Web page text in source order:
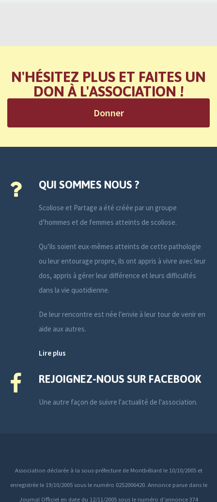
N'HÉSITEZ PLUS ET FAITES UN
DON À L'ASSOCIATION !
Donner
QUI SOMMES NOUS ?
Scoliose et Partage a été créée par un groupe
d’hommes et de femmes atteints de scoliose.
Qu’ils soient eux-mêmes atteints de cette pathologie
ou leur entourage propre, ils ont appris à vivre avec leur
dos, appris à gérer leur différence et leurs difficultés
dans la vie quotidienne.
De leur rencontre est née l’envie à leur tour de venir en
aide aux autres.
Lire plus
REJOIGNEZ-NOUS SUR FACEBOOK
Une autre façon de suivre l'actualité de l'association.
Association déclarée à la sous-préfecture de Montbéliard le 10/10/2005 et
enregistrée le 19/10/2005 sous le numéro 0252006420. Annonce parue dans le
Journal Officiel en date du 12/11/2005 sous le numéro d'annonce 374